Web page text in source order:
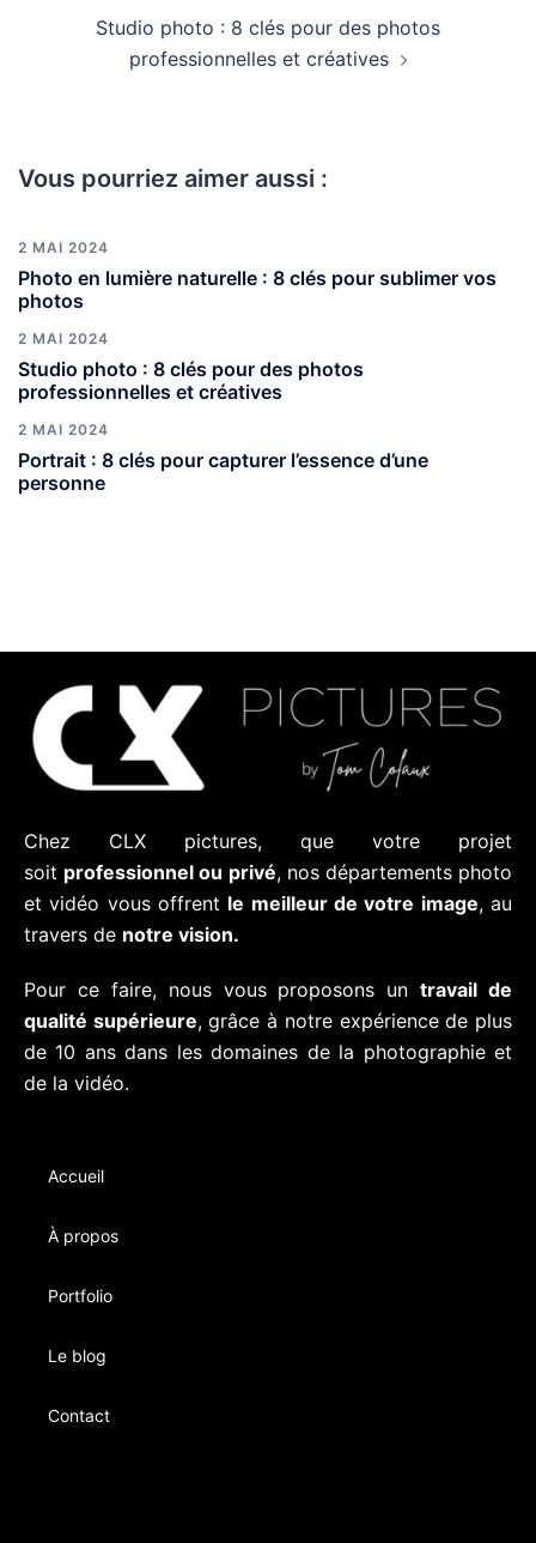
Studio photo : 8 clés pour des photos
professionnelles et créatives
Vous pourriez aimer aussi :
2 MAI 2024
Photo en lumière naturelle : 8 clés pour sublimer vos
photos
2 MAI 2024
Studio photo : 8 clés pour des photos
professionnelles et créatives
2 MAI 2024
Portrait : 8 clés pour capturer l’essence d’une
personne
Chez CLX pictures, que votre projet
soit professionnel ou privé, nos départements photo
et vidéo vous offrent le meilleur de votre image, au
travers de notre vision.
Pour ce faire, nous vous proposons untravail de
qualité supérieure, grâce à notre expérience de plus
de 10 ans dans les domaines de la photographie et
de la vidéo.
Accueil
À propos
Portfolio
Le blog
Contact